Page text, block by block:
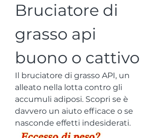
Bruciatore di
grasso api
buono o cattivo
Il bruciatore di grasso API, un
alleato nella lotta contro gli
accumuli adiposi. Scopri se è
davvero un aiuto efficace o se
nasconde effetti indesiderati.